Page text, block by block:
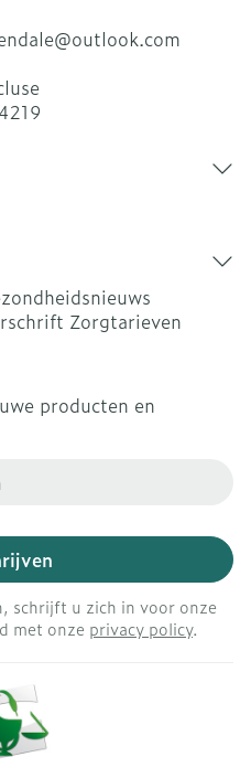
outlook.com
Zorgtarieven
producten en
schrijft u zich in voor onze
met onze privacy policy.